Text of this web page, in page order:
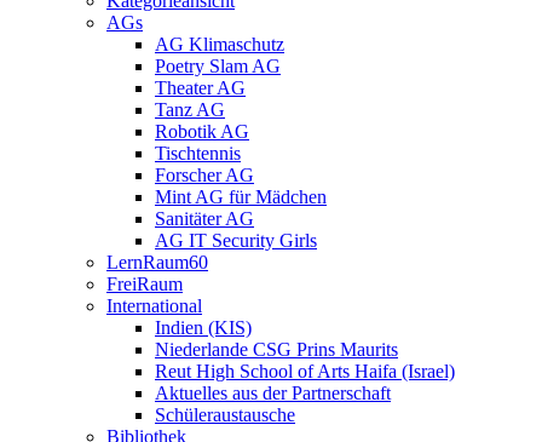
AGs
AG Klimaschutz
Poetry Slam AG
Theater AG
Tanz AG
Robotik AG
Tischtennis
Forscher AG
Mint AG für Mädchen
Sanitäter AG
AG IT Security Girls
LernRaum60
FreiRaum
International
Indien (KIS)
Niederlande CSG Prins Maurits
Reut High School of Arts Haifa (Israel)
Aktuelles aus der Partnerschaft
Schüleraustausche
Bibliothek